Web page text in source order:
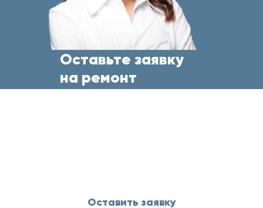
Оставьте заявку
на ремонт
Оставить заявку